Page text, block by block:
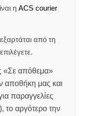
ηACS courier
από τη
«Σε απόθεμα»
αποθήκη μας και
παραγγελίες
το αργότερο την